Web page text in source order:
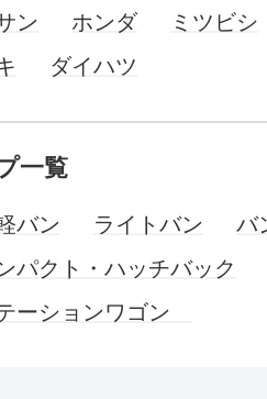
ン ホンダ
ミツビシ
ダイハツ
一覧
バン ライトバン
バ
パクト・ハッチバック
ーションワゴン